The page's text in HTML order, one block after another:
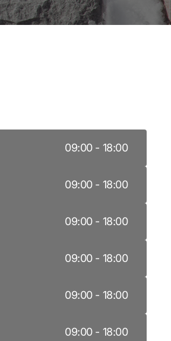
09:00- 18:00
09:00- 18:00
09:00- 18:00
09:00- 18:00
09:00- 18:00
09:00- 18:00